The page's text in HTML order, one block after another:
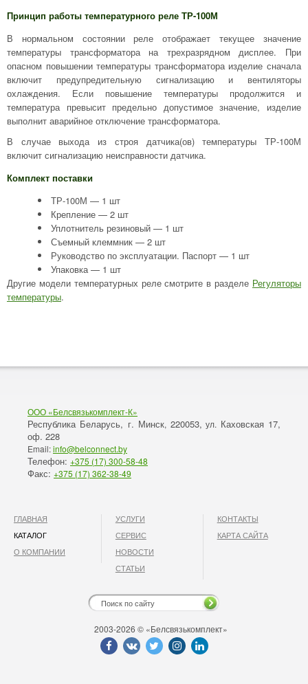
Принцип работы температурного реле ТР-100М
В нормальном состоянии реле отображает текущее значение
температуры трансформатора на трехразрядном дисплее. При
опасном повышении температуры трансформатора изделие сначала
включит предупредительную сигнализацию и вентиляторы
охлаждения. Если повышение температуры продолжится и
температура превысит предельно допустимое значение, изделие
выполнит аварийное отключение трансформатора.
В случае выхода из строя датчика(ов) температуры ТР-100М
включит сигнализацию неисправности датчика.
Комплект поставки
ТР-100М — 1 шт
Крепление — 2 шт
Уплотнитель резиновый — 1 шт
Съемный клеммник — 2 шт
Руководство по эксплуатации. Паспорт — 1 шт
Упаковка — 1 шт
Другие модели температурных реле смотрите в разделе Регуляторы
температуры.
ООО «Белсвязькомплект-К»
Республика Беларусь, г. Минск, 220053, ул. Каховская 17,
оф. 228
Email:info@belconnect.by
Телефон: +375 (17) 300-58-48
Факс: +375 (17) 362-38-49
ГЛАВНАЯ
КАТАЛОГ
О КОМПАНИИ
УСЛУГИ
СЕРВИС
НОВОСТИ
СТАТЬИ
КОНТАКТЫ
КАРТА САЙТА
2003-2026 © «Белсвязькомплект»